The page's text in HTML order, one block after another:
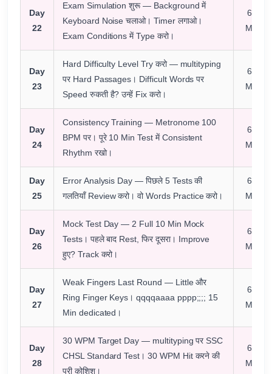
Day
22
Exam Simulation शुरू — Background में
Keyboard Noise चलाओ। Timer लगाओ।
Exam Conditions में Type करो।
60
Min
Day
23
Hard Difficulty Level Try करो — multityping
पर Hard Passages। Difficult Words पर
Speed रुकती है? उन्हें Fix करो।
60
Min
Day
24
Consistency Training — Metronome 100
BPM पर। पूरे 10 Min Test में Consistent
Rhythm रखो।
60
Min
Day
25
Error Analysis Day — पिछले 5 Tests की
गलतियाँ Review करो। वो Words Practice करो।
60
Min
Day
26
Mock Test Day — 2 Full 10 Min Mock
Tests। पहले बाद Rest, फिर दूसरा। Improve
हुए? Track करो।
60
Min
Day
27
Weak Fingers Last Round — Little और
Ring Finger Keys। qqqqaaaa pppp;;;; 15
Min dedicated।
60
Min
Day
28
30 WPM Target Day — multityping पर SSC
CHSL Standard Test। 30 WPM Hit करने की
पूरी कोशिश।
60
Min